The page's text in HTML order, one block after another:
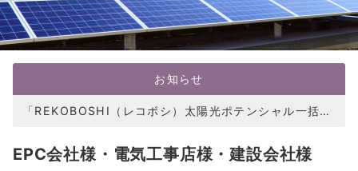
お知らせ
「REKOBOSHI（レコボシ）太陽光ポテンシャル⼀括調査サービス」を開始
EPC会社様・電気工事店様・建設会社様